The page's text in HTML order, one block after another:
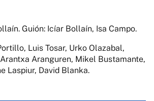
Guión: Icíar Bollaín, Isa Campo.
Luis Tosar, Urko Olazabal,
Aranguren, Mikel Bustamante,
Laspiur, David Blanka.